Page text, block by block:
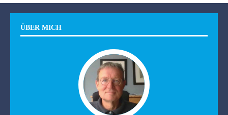
ÜBER MICH